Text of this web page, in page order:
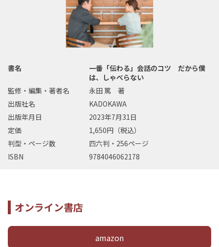
書名
一番「伝わる」会話のコツ だから僕
は、しゃべらない
監修・編集・著者名
永田 篤 著
出版社名
KADOKAWA
出版年月日
2023年7月31日
定価
1,650円（税込）
判型・ページ数
四六判・256ページ
ISBN
9784046062178
オンライン書店
amazon